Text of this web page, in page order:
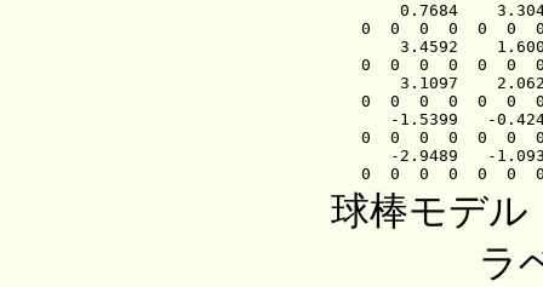
球棒モデ
ラ